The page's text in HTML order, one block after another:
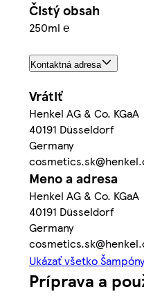
Čistý obsah
250ml ℮
Kontaktná adresa
Vrátiť
Henkel AG & Co. KGaA
40191 Düsseldorf
Germany
Meno a adresa
Henkel AG & Co. KGaA
40191 Düsseldorf
Germany
Ukázať všetko Šampóny
Príprava a